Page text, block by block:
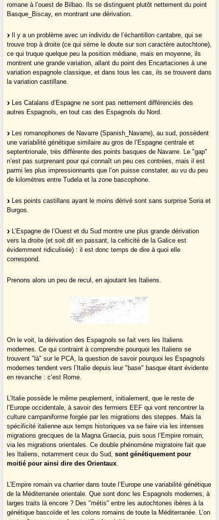
romane à l’ouest de Bilbao. Ils se distinguent plutôt nettement du point
Basque_Biscay, en montrant une dérivation.
Il y a un problème avec un individu de l’échantillon cantabre, qui se
trouve trop à droite (ce qui sème le doute sur son caractère autochtone),
ce qui truque quelque peu la position médiane, mais en moyenne, ils
montrent une grande variation, allant du point des Encartaciones à une
variation espagnole classique, et dans tous les cas, ils se trouvent dans
la variation castillane.
Les Catalans d’Espagne ne sont pas nettement différenciés des
autres Espagnols, en tout cas des Espagnols du Nord.
Les romanophones de Navarre (Spanish_Navarre), au sud, possèdent
une variabilité génétique similaire au gros de l’Espagne centrale et
septentrionale, très différente des points basques de Navarre. Le "gap"
n’est pas surprenant pour qui connaît un peu ces contrées, mais il est
parmi les plus impressionnants que l’on puisse constater, au vu du peu
de kilomètres entre Tudela et la zone bascophone.
Les points castillans ayant le moins dérivé sont sans surprise Soria et
Burgos.
L’Espagne de l’Ouest et du Sud montre une plus grande dérivation
vers la droite (et soit dit en passant, la celticité de la Galice est
évidemment ridiculisée) : il est donc temps de dire à quoi elle
correspond.
Prenons alors un peu de recul, en ajoutant les Italiens.
On le voit, la dérivation des Espagnols se fait vers les Italiens
modernes. Ce qui contraint à comprendre pourquoi les Italiens se
trouvent "là" sur le PCA, la question de savoir pourquoi les Espagnols
modernes tendent vers l’Italie depuis leur "base" basque étant évidente
en revanche : c’est Rome.
L’Italie possède le même peuplement, initialement, que le reste de
l’Europe occidentale, à savoir des fermiers EEF qui vont rencontrer la
culture campaniforme forgée par les migrations des steppes. Mais la
spécificité italienne aux temps historiques va se faire via les intenses
migrations grecques de la Magna Graecia, puis sous l’Empire romain,
via les migrations orientales. Ce double phénomène migratoire fait que
les Italiens, notamment ceux du Sud,sont génétiquement pour
moitié pour ainsi dire des Orientaux.
L’Empire romain va charrier dans toute l’Europe une variabilité génétique
de la Méditerranée orientale. Que sont donc les Espagnols modernes, à
larges traits là encore ? Des "métis" entre les autochtones ibères à la
génétique bascoïde et les colons romains de toute la Méditerranée. L’on